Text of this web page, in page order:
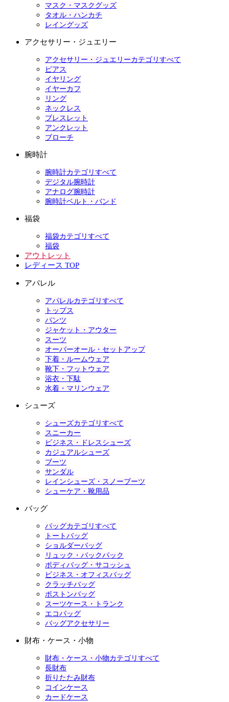
マスク・マスクグッズ
タオル・ハンカチ
レイングッズ
アクセサリー・ジュエリー
アクセサリー・ジュエリーカテゴリすべて
ピアス
イヤリング
イヤーカフ
リング
ネックレス
ブレスレット
アンクレット
ブローチ
腕時計
腕時計カテゴリすべて
デジタル腕時計
アナログ腕時計
腕時計ベルト・バンド
福袋
福袋カテゴリすべて
福袋
アウトレット
レディース TOP
アパレル
アパレルカテゴリすべて
トップス
パンツ
ジャケット・アウター
スーツ
オーバーオール・セットアップ
下着・ルームウェア
靴下・フットウェア
浴衣・下駄
水着・マリンウェア
シューズ
シューズカテゴリすべて
スニーカー
ビジネス・ドレスシューズ
カジュアルシューズ
ブーツ
サンダル
レインシューズ・スノーブーツ
シューケア・靴用品
バッグ
バッグカテゴリすべて
トートバッグ
ショルダーバッグ
リュック・バックパック
ボディバッグ・サコッシュ
ビジネス・オフィスバッグ
クラッチバッグ
ボストンバッグ
スーツケース・トランク
エコバッグ
バッグアクセサリー
財布・ケース・小物
財布・ケース・小物カテゴリすべて
長財布
折りたたみ財布
コインケース
カードケース